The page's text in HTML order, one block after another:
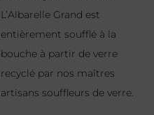
L’Albarelle Grand est
entièrement soufflé à la
bouche à partir de verre
recyclé par nos maîtres
artisans souffleurs de verre.